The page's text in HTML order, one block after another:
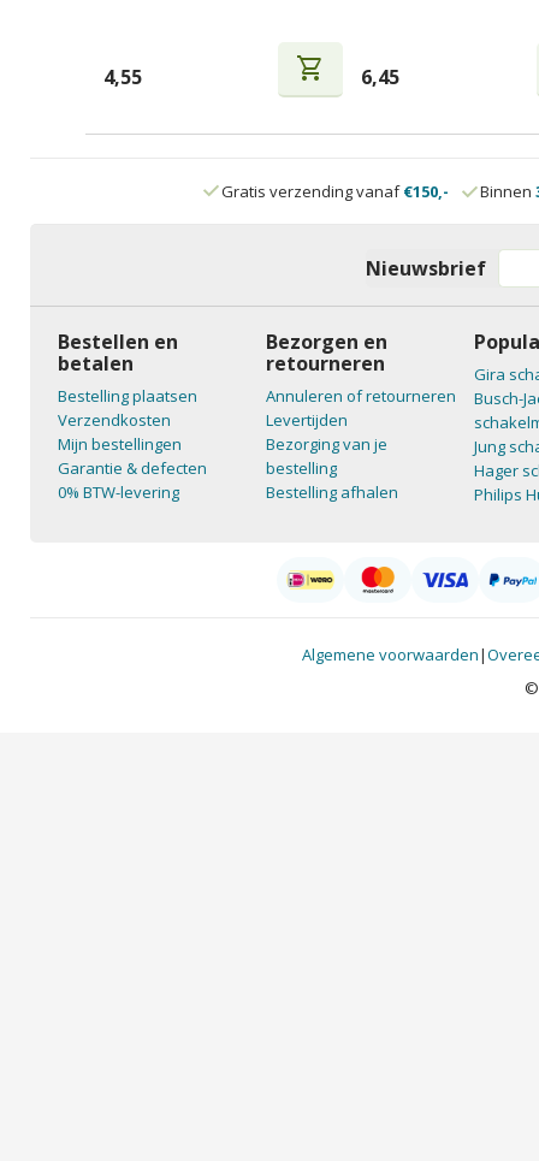
4,55 shopping_cart 6,45
Gratis verzending vanaf€150,- Binnen
Nieuwsbrief
Bestellen en
betalen
Bestelling plaatsen
Verzendkosten
Mijn bestellingen
Garantie & defecten
0% BTW-levering
Bezorgen en
retourneren
Annuleren of retourneren
Levertijden
Bezorging van je
bestelling
Bestelling afhalen
Gira
Busch-
Jung
Hager
Philips
Algemene voorwaarden|
©